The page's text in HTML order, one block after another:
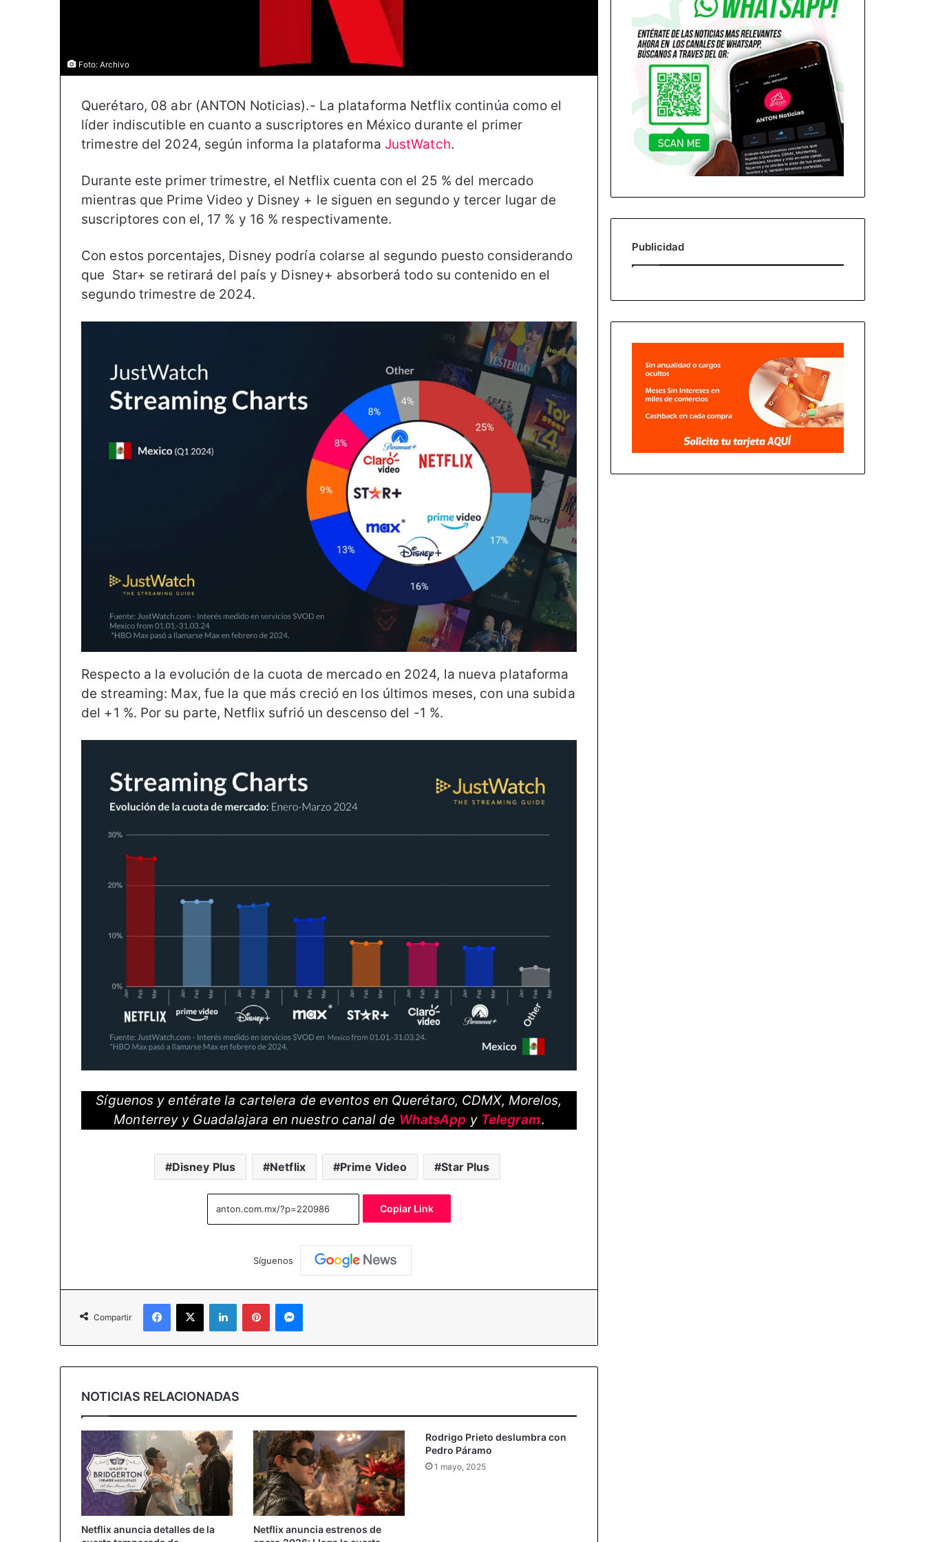
Foto: Archivo
Querétaro, 08 abr (ANTON Noticias).- La plataforma Netflix continúa como el
líder indiscutible en cuanto a suscriptores en México durante el primer
trimestre del 2024, según informa la plataforma JustWatch.
Durante este primer trimestre, el Netflix cuenta con el 25 % del mercado
mientras que Prime Video y Disney + le siguen en segundo y tercer lugar de
suscriptores con el, 17 % y 16 % respectivamente.
Con estos porcentajes, Disney podría colarse al segundo puesto considerando
que Star+ se retirará del país y Disney+ absorberá todo su contenido en el
segundo trimestre de 2024.
Respecto a la evolución de la cuota de mercado en 2024, la nueva plataforma
de streaming: Max, fue la que más creció en los últimos meses, con una subida
del +1 %. Por su parte, Netflix sufrió un descenso del -1 %.
Síguenos y entérate la cartelera de eventos en Querétaro, CDMX, Morelos,
Monterrey y Guadalajara en nuestro canal de WhatsApp y Telegram.
Disney Plus Netflix Prime Video Star Plus
Copiar Link
Síguenos
Compartir
Facebook
X LinkedInPinterestMessenger
NOTICIAS RELACIONADAS
Netflix anuncia detalles de la
Netflix anuncia estrenos de
Rodrigo Prieto deslumbra con
Pedro Páramo
1 mayo, 2025
Publicidad